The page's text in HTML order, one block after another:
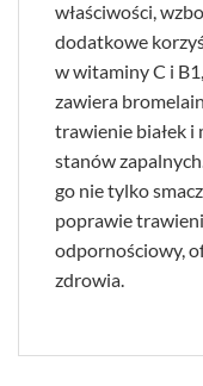
właściwości,
dodatkowe
w witaminy C i
zawiera
trawienie białek i
stanów
go nie tylko
poprawie
odpornościowy,
zdrowia.